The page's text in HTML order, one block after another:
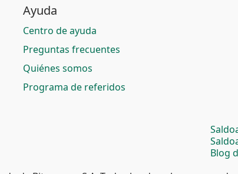
Ayuda
Centro de ayuda
Preguntas frecuentes
Quiénes somos
Programa de referidos
Blog